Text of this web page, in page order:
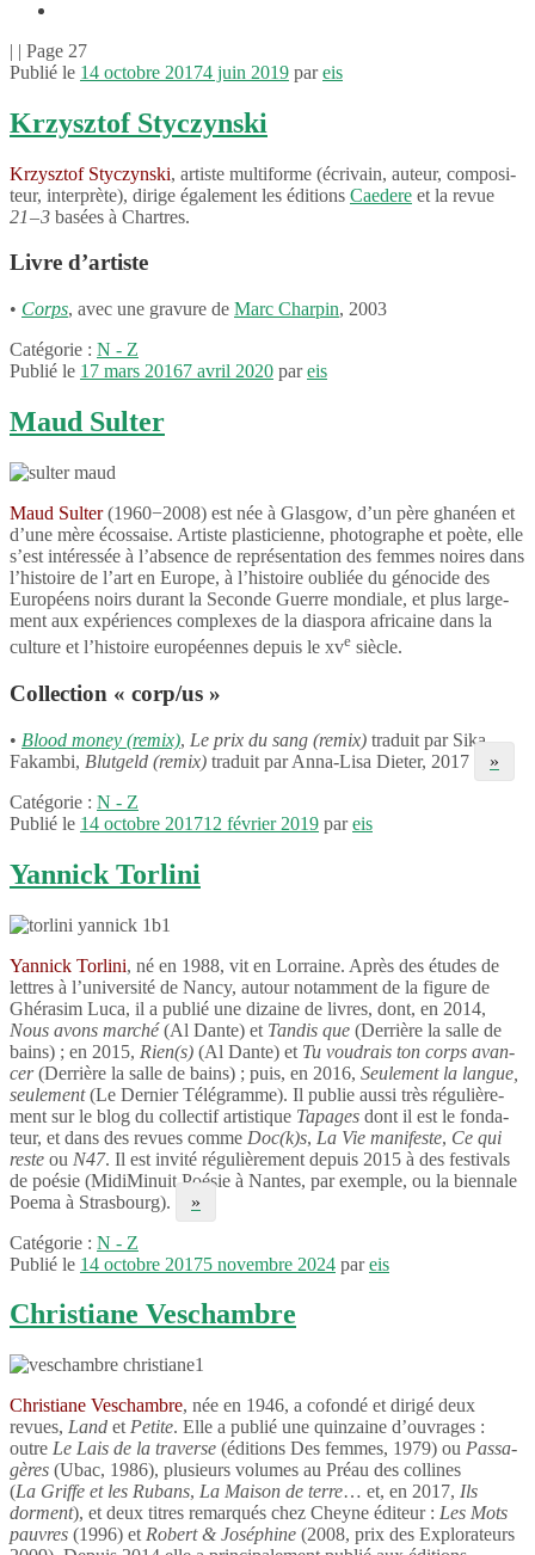
| | Page 27
Publié le 14 octobre 20174 juin 2019 pareis
Krzysztof Styczynski
Krzysz­tof Styc­zynski, artiste multi­forme (écri­vain, auteur, compo­si­
teur, inter­prète), dirige égale­ment les éditions Caedere et la revue
21 – 3 basées à Chartres.
Livre d’artiste
• Corps, avec une gravure de Marc Char­pin, 2003
Catégorie : N - Z
Publié le 17 mars 20167 avril 2020 pareis
Maud Sulter
Maud Sulter(1960−2008) est née à Glas­gow, d’un père ghanéen et
d’une mère écos­saise. Artiste plas­ti­cienne, photo­graphe et poète, elle
s’est inté­res­sée à l’absence de repré­sen­ta­tion des femmes noires dans
l’histoire de l’art en Europe, à l’histoire oubliée du géno­cide des
Euro­péens noirs durant la Seconde Guerre mondiale, et plus large­
ment aux expé­riences complexes de la diaspora afri­caine dans la
culture et l’histoire euro­péennes depuis le xve siècle.
Collection « corp/​us »
• Blood money (remix), Le prix du sang (remix) traduit par Sika
Fakambi, Blut­geld (remix) traduit par Anna-​Lisa Dieter, 2017
»
Catégorie : N - Z
Publié le 14 octobre 201712 février 2019 pareis
Yannick Torlini
Yannick Torlini, né en 1988, vit en Lorraine. Après des études de
lettres à l’université de Nancy, autour notam­ment de la figure de
Ghéra­sim Luca, il a publié une dizaine de livres, dont, en 2014,
Nous avons marché(Al Dante) et Tandis que (Derrière la salle de
bains) ; en 2015, Rien(s) (Al Dante) et Tu voudrais ton corps avan­
cer(Derrière la salle de bains) ; puis, en 2016, Seule­ment la langue,
seule­ment(Le Dernier Télé­gramme). Il publie aussi très régu­liè­re­
ment sur le blog du collec­tif artis­tique Tapages dont il est le fonda­
teur, et dans des revues comme Doc(k)s, La Vie mani­feste, Ce qui
reste ou N47. Il est invité régu­liè­re­ment depuis 2015 à des festi­vals
de poésie (Midi­Mi­nuit Poésie à Nantes, par exemple, ou la bien­nale
Poema à Stras­bourg).
»
Catégorie : N - Z
Publié le 14 octobre 20175 novembre 2024 pareis
Christiane Veschambre
Chris­tiane Veschambre, née en 1946, a cofondé et dirigé deux
revues, Land et Petite. Elle a publié une quin­zaine d’ouvrages :
outre Le Lais de la traverse (éditions Des femmes, 1979) ou Passa­
gères (Ubac, 1986), plusieurs volumes au Préau des collines
(La Griffe et les Rubans, La Maison de terre… et, en 2017, Ils
dorment), et deux titres remar­qués chez Cheyne éditeur : Les Mots
pauvres (1996) et Robert & José­phine (2008, prix des Explo­ra­teurs